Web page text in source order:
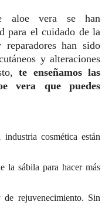
aloe vera se han
para el cuidado de la
han sido
y alteraciones
te enseñamos las
vera que puedes
cosmética están
la sábila para hacer más
de rejuvenecimiento. Sin